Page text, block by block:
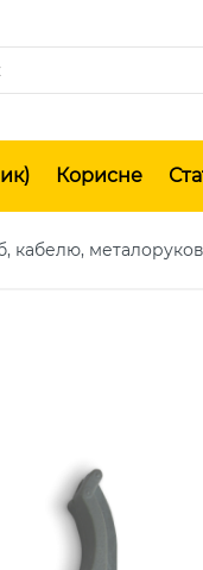
Корисне
кабелю,